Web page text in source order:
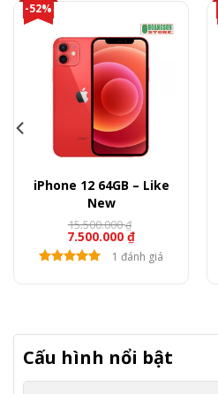
-52%
iPhone 12 64GB – Like
New
7.500.000 ₫
15.500.000₫
1 đánh giá
Cấu hình nổi bật